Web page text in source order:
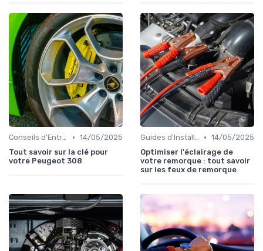
Conseils d'Entretien Auto • 14/05/2025
Tout savoir sur la clé pour
votre Peugeot 308
Guides d'Installation et de Réparation • 14/05/2025
Optimiser l'éclairage de
votre remorque : tout savoir
sur les feux de remorque